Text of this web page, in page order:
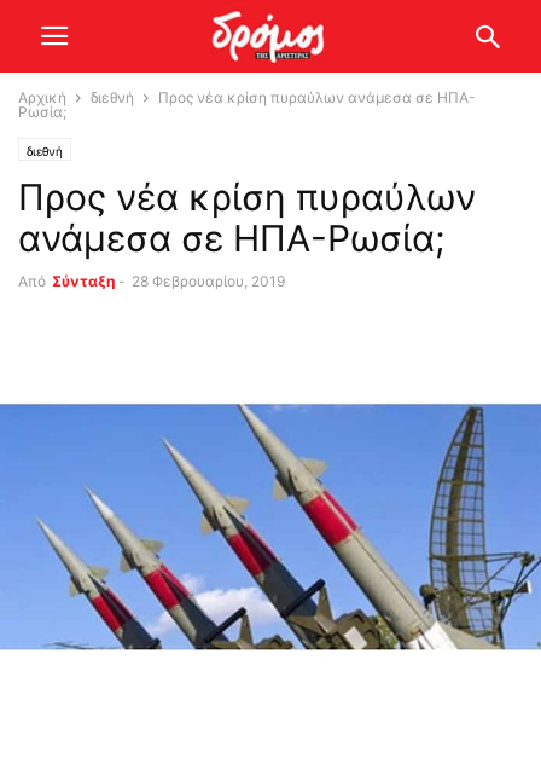
Αρχική διεθνή
Προς νέα κρίση πυραύλων ανάμεσα σε ΗΠΑ-
Ρωσία;
διεθνή
Προς νέα κρίση πυραύλων
ανάμεσα σε ΗΠΑ-Ρωσία;
Από Σύνταξη - 28 Φεβρουαρίου, 2019